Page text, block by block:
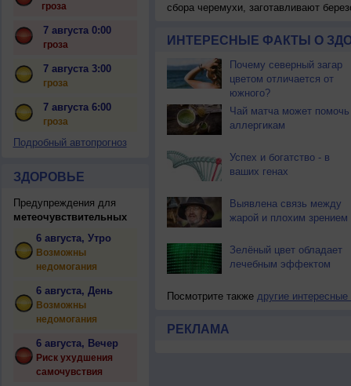
гроза
7 августа 0:00
гроза
7 августа 3:00
гроза
7 августа 6:00
гроза
Подробный автопрогноз
ЗДОРОВЬЕ
Предупреждения для
метеочувствительных
6 августа, Утро
Возможны
недомогания
6 августа, День
Возможны
недомогания
6 августа, Вечер
Риск ухудшения
самочувствия
сбора черемухи, заготавливают
ИНТЕРЕСНЫЕ ФАКТЫ О
Почему северный загар
цветом отличается от
южного?
Чай матча может помочь
аллергикам
Успех и богатство - в
ваших генах
Выявлена связь между
жарой и плохим зрением
Зелёный цвет обладает
лечебным эффектом
Посмотрите также другие интересные
РЕКЛАМА